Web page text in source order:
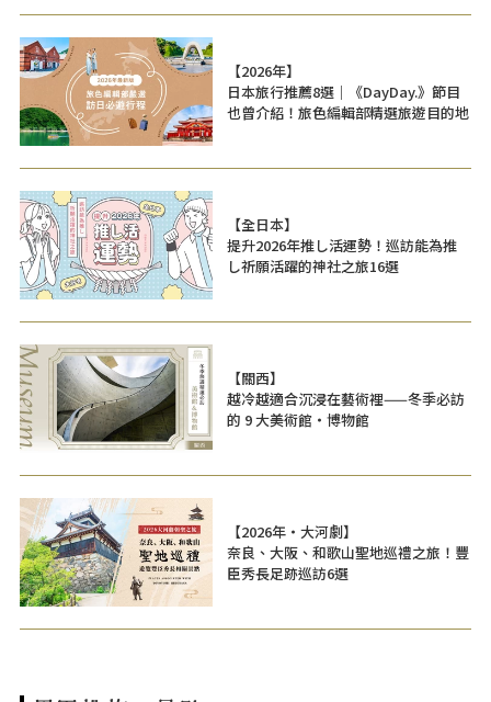
【2026年】
日本旅行推薦8選｜《DayDay.》節目
也曾介紹！旅色編輯部精選旅遊目的地
【全日本】
提升2026年推し活運勢！巡訪能為推
し祈願活躍的神社之旅16選
【關西】
越冷越適合沉浸在藝術裡——冬季必訪
的 9 大美術館・博物館
【2026年・大河劇】
奈良、大阪、和歌山聖地巡禮之旅！豐
臣秀長足跡巡訪6選